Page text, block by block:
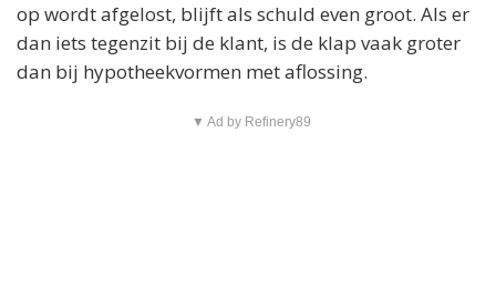
op wordt afgelost, blijft als schuld even groot. Als er
dan iets tegenzit bij de klant, is de klap vaak groter
dan bij hypotheekvormen met aflossing.
▼ Ad by Refinery89